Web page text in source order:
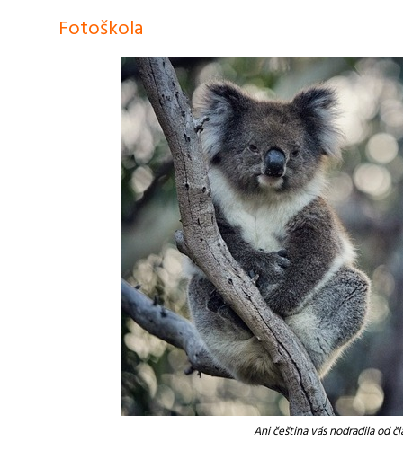
Fotoškola
Ani čeština vás nodradila od